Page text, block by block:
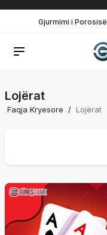
Gjurmimi i Porosisë
Lojërat
Faqja Kryesore / Lojërat